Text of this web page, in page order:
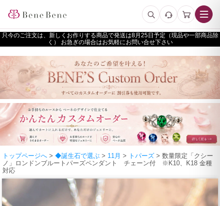
只今のご注文は、新しくお作りする商品で発送は
予定（現品や一部商品除
く） お急ぎの場合はお気軽にお問い合せ下さい
トップページへ > ◆誕生石で選ぶ > 11月 > トパーズ > 数量限定「クシー
ノ」ロンドンブルートパーズペンダント チェーン付 ※K10、K18 金種
対応